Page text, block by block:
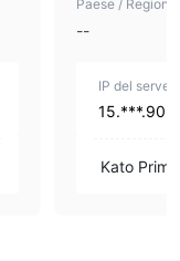
Paese / Regione
--
IP del server
15.***.90
Kato